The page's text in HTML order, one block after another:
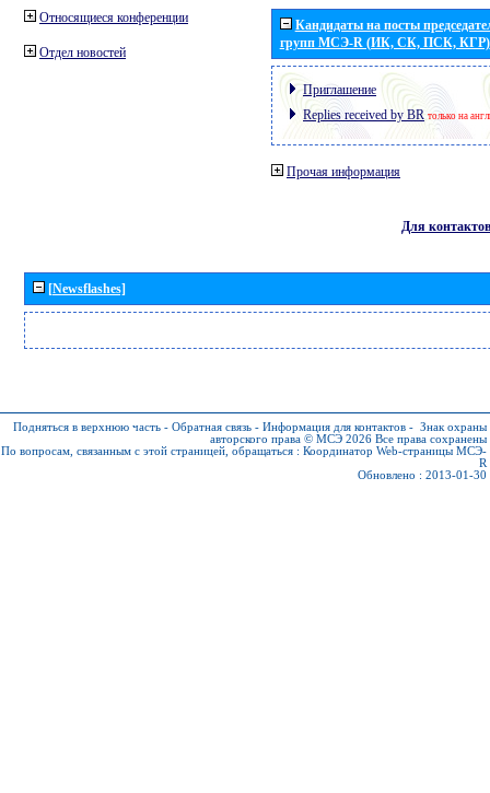
Относящиеся конференции
Отдел новостей
Кандидаты на посты
групп МСЭ-R (ИК, СК, ПСК, КГР)
Приглашение
Replies received by BR только на
Прочая информация
Для контактов
[Newsflashes]
Подняться в верхнюю часть - Обратная связь - Информация для контактов - Знак охраны
авторского права © МСЭ 2026 Все права сохранены
По вопросам, связанным с этой страницей, обращаться : Координатор Web-страницы МСЭ-
R
Обновлено : 2013-01-30